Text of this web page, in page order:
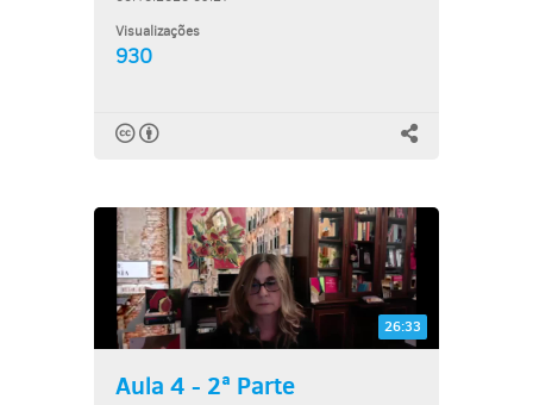
Visualizações
930
26:33
Aula 4 - 2ª Parte